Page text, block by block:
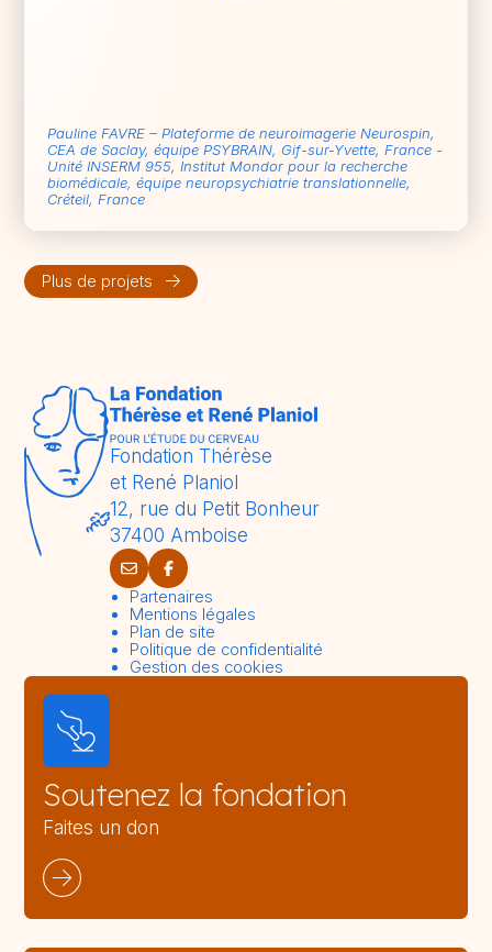
Pauline FAVRE – Plateforme de neuroimagerie Neurospin,
CEA de Saclay, équipe PSYBRAIN, Gif-sur-Yvette, France -
Unité INSERM 955, Institut Mondor pour la recherche
biomédicale, équipe neuropsychiatrie translationnelle,
Créteil, France
Plus de projets
Fondation Thérèse
et René Planiol
12, rue du Petit Bonheur
37400 Amboise
Partenaires
Mentions légales
Plan de site
Politique de confidentialité
Gestion des cookies
Soutenez la fondation
Faites un don